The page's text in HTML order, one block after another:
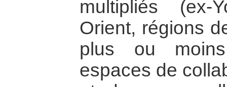
multipliés (ex-
Orient, régions
plus ou
espaces de